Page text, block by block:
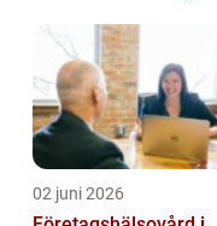
02 juni 2026